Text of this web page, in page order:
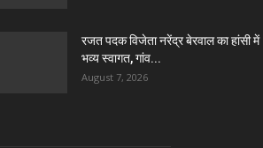
रजत पदक विजेता नरेंद्र बेरवाल का हांसी में
भव्य स्वागत, गांव...
August 7, 2026